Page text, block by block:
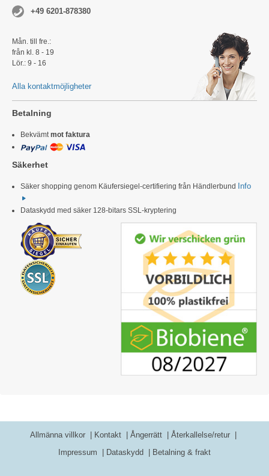
+49 6201-878380
Mån. till fre.:
från kl. 8 - 19
Lör.: 9 - 16
Alla kontaktmöjligheter
Betalning
Bekvämt mot faktura
Säkerhet
Säker shopping genom Käufersiegel-certifiering från Händlerbund Info
Dataskydd med säker 128-bitars SSL-kryptering
Allmänna villkor Kontakt Ångerrätt
Återkallelse/retur
Impressum
Dataskydd Betalning & frakt